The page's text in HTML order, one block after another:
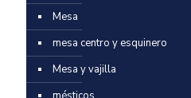
Mesa
mesa centro y esquinero
Mesa y vajilla